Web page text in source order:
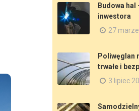
Budowa
inwestora
27
Poliwęglan
trwałe i
3 lipiec